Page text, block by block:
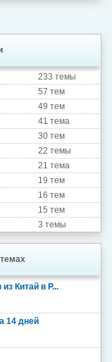
233 темы
57 тем
49 тем
41 тема
30 тем
22 темы
21 тема
19 тем
16 тем
15 тем
3 темы
Китай в Р...
14 дней